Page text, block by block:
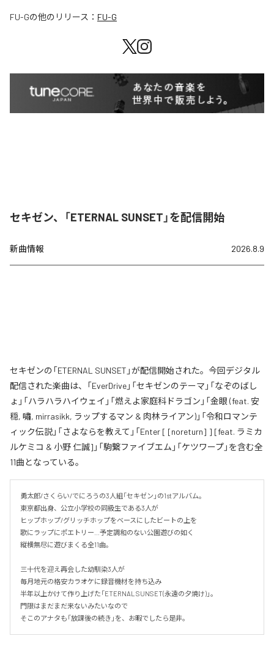
FU-Gの他のリリース： FU-G
セキゼン、「ETERNAL SUNSET」を配信開始
新曲情報 2026.8.9
セキゼンの「ETERNAL SUNSET」が配信開始された。今回デジタル
配信された楽曲は、「EverDrive」「セキゼンのテーマ」「なぞのばし
ょ」「ハラハラハイウェイ」「燃えよ家庭科ドラゴン」「金眼 (feat. 安
穏, 嘯, mirrasikk, ラップするマン & 肉林ライアン)」「令和ロマンテ
ィック伝説」「さよならを教えて」「Enter [ [noreturn] ] [feat. ラミカ
ルケミコ & 小野 仁誠]」「駒繋ファイブエム」「ケツワープ」を含む全
11曲となっている。
勇太郎/さくらい/でにろうの3人組「セキゼン」の1stアルバム。
東京都出身、公立小学校の同級生である3人が
ヒップホップ/グリッチホップをベースにしたビートの上を
歌にラップにポエトリー…予定調和のない公園遊びの如く
縦横無尽に遊びまくる全11曲。
三十代を迎え再会した幼馴染3人が
毎月地元の格安カラオケに録音機材を持ち込み
半年以上かけて作り上げた「ETERNAL SUNSET(永遠の夕焼け)」。
門限はまだまだ来ないみたいなので
そこのアナタも「放課後の続き」を、お暇でしたら是非。